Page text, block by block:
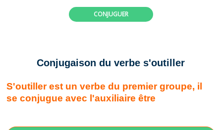
CONJUGUER
Conjugaison du verbe s'outiller
S'outiller est un verbe du premier groupe, il
se conjugue avec l'auxiliaire être